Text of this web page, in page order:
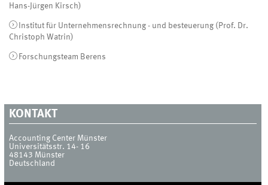
Hans-Jürgen Kirsch)
Institut für Unternehmensrechnung - und besteuerung (Prof. Dr.
Christoph Watrin)
Forschungsteam Berens
KONTAKT
Accounting Center Münster
Universitätsstr. 14- 16
48143 Münster
Deutschland